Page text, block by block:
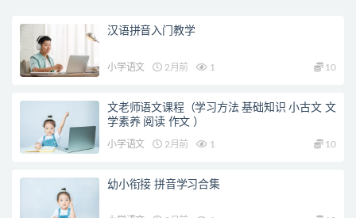
汉语拼音入门教学
小学语文 2月前 1 10
文老师语文课程（学习方法 基础知识 小古文 文
学素养 阅读 作文 ）
小学语文 2月前 1 10
幼小衔接 拼音学习合集